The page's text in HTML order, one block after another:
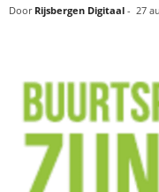
Door Rijsbergen Digitaal - 27